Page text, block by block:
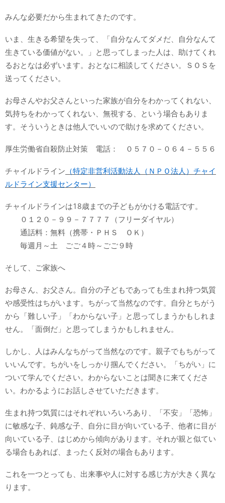
みんな必要だから生まれてきたのです。
いま、生きる希望を失って、「自分なんてダメだ、自分なんて
生きている価値がない。」と思ってしまった人は、助けてくれ
るおとなは必ずいます。おとなに相談してください。ＳＯＳを
送ってください。
お母さんやお父さんといった家族が自分をわかってくれない、
気持ちをわかってくれない、無視する、という場合もありま
す。そういうときは他人でいいので助けを求めてください。
厚生労働省自殺防止対策 電話： ０５７０－０６４－５５６
チャイルドライン （特定非営利活動法人（ＮＰＯ法人）チャイ
ルドライン支援センター）
チャイルドラインは18歳までの子どもがかける電話です。
０１２０－９９－７７７７（フリーダイヤル）
通話料：無料（携帯・ＰＨＳ ＯＫ）
毎週月～土 ごご４時～ごご９時
そして、ご家族へ
お母さん、お父さん。自分の子どもであっても生まれ持つ気質
や感受性はちがいます。ちがって当然なのです。自分とちがう
から「難しい子」「わからない子」と思ってしまうかもしれま
せん。「面倒だ」と思ってしまうかもしれません。
しかし、人はみんなちがって当然なのです。親子でもちがって
いいんです。ちがいをしっかり掴んでください。「ちがい」に
ついて学んでください。わからないことは聞きに来てくださ
い。わかるようにお話しさせていただきます。
生まれ持つ気質にはそれぞれいろいろあり、「不安」「恐怖」
に敏感な子、鈍感な子、自分に目が向いている子、他者に目が
向いている子、はじめから傾向があります。それが親と似てい
る場合もあれば、まったく反対の場合もあります。
これを一つとっても、出来事や人に対する感じ方が大きく異な
ります。